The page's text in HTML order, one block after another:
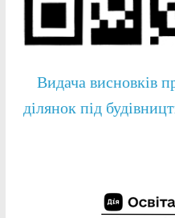
Видача висновків
ділянок під